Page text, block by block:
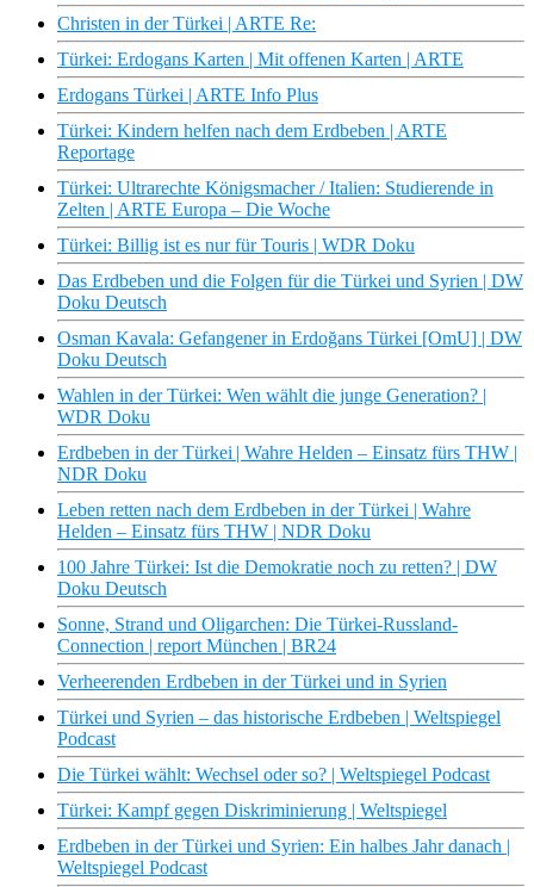
Christen in der Türkei | ARTE Re:
Türkei: Erdogans Karten | Mit offenen Karten | ARTE
Erdogans Türkei | ARTE Info Plus
Türkei: Kindern helfen nach dem Erdbeben | ARTE
Reportage
Türkei: Ultrarechte Königsmacher / Italien: Studierende in
Zelten | ARTE Europa – Die Woche
Türkei: Billig ist es nur für Touris | WDR Doku
Das Erdbeben und die Folgen für die Türkei und Syrien | DW
Doku Deutsch
Osman Kavala: Gefangener in Erdoğans Türkei [OmU] | DW
Doku Deutsch
Wahlen in der Türkei: Wen wählt die junge Generation? |
WDR Doku
Erdbeben in der Türkei | Wahre Helden – Einsatz fürs THW |
NDR Doku
Leben retten nach dem Erdbeben in der Türkei | Wahre
Helden – Einsatz fürs THW | NDR Doku
100 Jahre Türkei: Ist die Demokratie noch zu retten? | DW
Doku Deutsch
Sonne, Strand und Oligarchen: Die Türkei-Russland-
Connection | report München | BR24
Verheerenden Erdbeben in der Türkei und in Syrien
Türkei und Syrien – das historische Erdbeben | Weltspiegel
Podcast
Die Türkei wählt: Wechsel oder so? | Weltspiegel Podcast
Türkei: Kampf gegen Diskriminierung | Weltspiegel
Erdbeben in der Türkei und Syrien: Ein halbes Jahr danach |
Weltspiegel Podcast